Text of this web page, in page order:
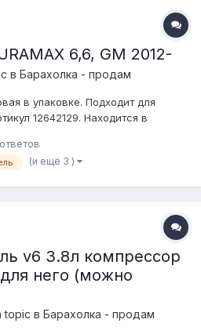
6,6, GM 2012-
в Барахолка - продам
в упаковке. Подходит для
12642129. Находится в
(и ещё 3 )
v6 3.8л компрессор
него (можно
topic в Барахолка - продам